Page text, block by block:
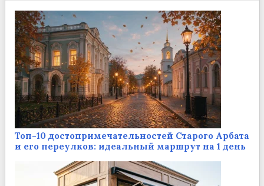
Топ-10 достопримечательностей Старого Арбата
и его переулков: идеальный маршрут на 1 день